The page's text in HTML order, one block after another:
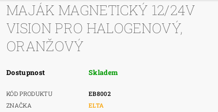
MAJÁK MAGNETICKÝ 12/24V
VISION PRO HALOGENOVÝ,
ORANŽOVÝ
Dostupnost Skladem
KÓD PRODUKTU
EB8002
ZNAČKA
ELTA